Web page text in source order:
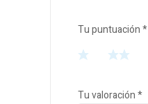
Tu puntuación*
Tu valoración*